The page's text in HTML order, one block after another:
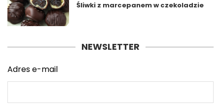
Śliwki z marcepanem w czekoladzie
NEWSLETTER
Adres e-mail